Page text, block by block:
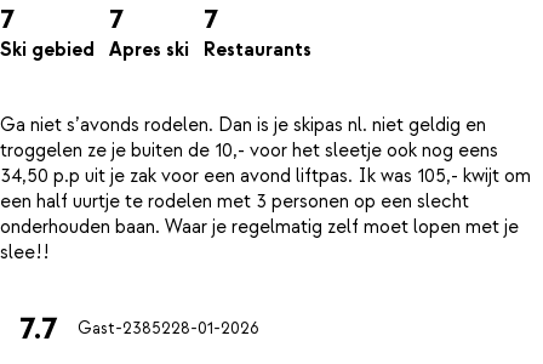
7
Ski gebied
7
Apres ski
7
Restaurants
Ga niet s’avonds rodelen. Dan is je skipas nl. niet geldig en
troggelen ze je buiten de 10,- voor het sleetje ook nog eens
34,50 p.p uit je zak voor een avond liftpas. Ik was 105,- kwijt om
een half uurtje te rodelen met 3 personen op een slecht
onderhouden baan. Waar je regelmatig zelf moet lopen met je
7.7 Gast-2385228-01-2026